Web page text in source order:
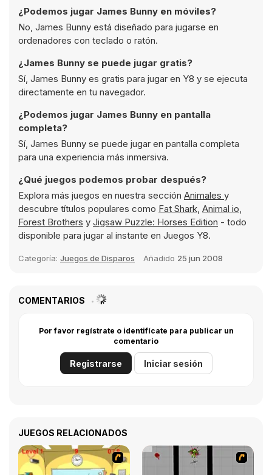
¿Podemos jugar James Bunny en móviles?
No, James Bunny está diseñado para jugarse en
ordenadores con teclado o ratón.
¿James Bunny se puede jugar gratis?
Sí, James Bunny es gratis para jugar en Y8 y se ejecuta
directamente en tu navegador.
¿Podemos jugar James Bunny en pantalla
completa?
Sí, James Bunny se puede jugar en pantalla completa
para una experiencia más inmersiva.
¿Qué juegos podemos probar después?
Explora más juegos en nuestra sección Animales y
descubre títulos populares como Fat Shark, Animal io,
Forest Brothers y Jigsaw Puzzle: Horses Edition - todo
disponible para jugar al instante en Juegos Y8.
Categoría: Juegos de Disparos Añadido 25 jun 2008
COMENTARIOS
Por favor regístrate o identifícate para publicar un
comentario
Registrarse Iniciar sesión
JUEGOS RELACIONADOS